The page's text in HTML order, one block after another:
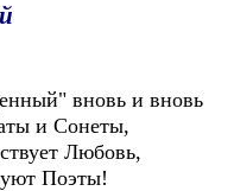
вновь и вновь
и Cонеты,
Любовь,
Поэты!